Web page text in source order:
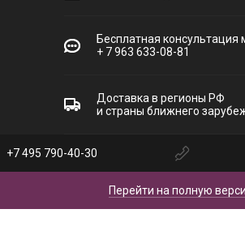
Бесплатная консультация
+ 7 963 633-08-81
Доставка в регионы РФ
и страны ближнего
+7 495 790-40-30
Перейти на полную